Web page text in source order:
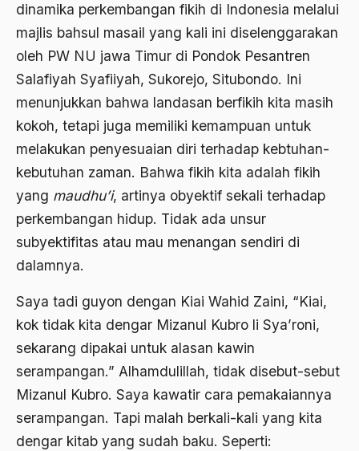
dinamika perkembangan fikih di Indonesia melalui
majlis bahsul masail yang kali ini diselenggarakan
oleh PW NU jawa Timur di Pondok Pesantren
Salafiyah Syafiiyah, Sukorejo, Situbondo. Ini
menunjukkan bahwa landasan berfikih kita masih
kokoh, tetapi juga memiliki kemampuan untuk
melakukan penyesuaian diri terhadap kebtuhan-
kebutuhan zaman. Bahwa fikih kita adalah fikih
yang maudhu’i, artinya obyektif sekali terhadap
perkembangan hidup. Tidak ada unsur
subyektifitas atau mau menangan sendiri di
dalamnya.
Saya tadi guyon dengan Kiai Wahid Zaini, “Kiai,
kok tidak kita dengar Mizanul Kubro li Sya’roni,
sekarang dipakai untuk alasan kawin
serampangan.” Alhamdulillah, tidak disebut-sebut
Mizanul Kubro. Saya kawatir cara pemakaiannya
serampangan. Tapi malah berkali-kali yang kita
dengar kitab yang sudah baku. Seperti:
Ali Murtopo
Ali Shariati
Ali Syahbana
Aliran AHmadiyah
Aliran Kepercayaan
Alistair Cook
Allah
ALmanak
Alternatif Nilai
Alternatif Politis
Alumni Sayid Al-Maliki
Amangkurat